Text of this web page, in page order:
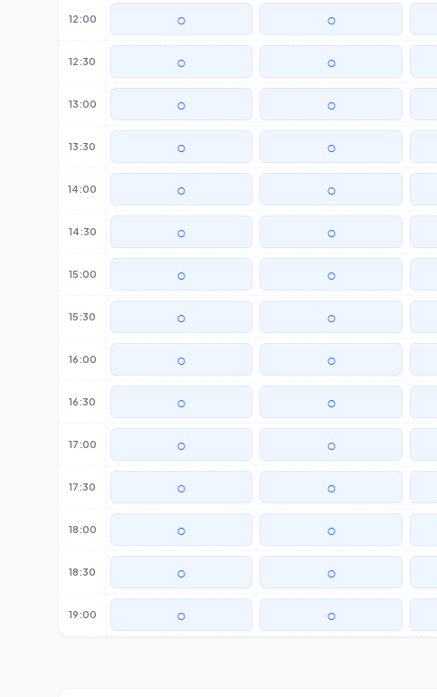
12:00 ○ ○
12:30 ○ ○
13:00 ○ ○
13:30 ○ ○
14:00 ○ ○
14:30 ○ ○
15:00 ○ ○
15:30 ○ ○
16:00 ○ ○
16:30 ○ ○
17:00 ○ ○
17:30 ○ ○
18:00 ○ ○
18:30 ○ ○
19:00 ○ ○